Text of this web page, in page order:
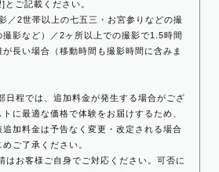
ご記載ください。
／2世帯以上の七五三・お宮参りなどの撮
影など）／2ヶ所以上での撮影で1.5時間
長い場合（移動時間も撮影時間に含みま
程では、追加料金が発生する場合がござ
に最適な価格で体験をお届けするため、
加料金は予告なく変更・改定される場合
ご了承ください。
お客様ご自身でご対応ください。可否に